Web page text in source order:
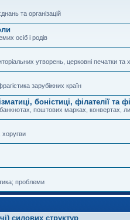
та організацій
осіб і родів
утворень, церковні печатки та
зарубіжних країн
боністиці, філателії та
поштових марках, конвертах,
проблеми
силових структур